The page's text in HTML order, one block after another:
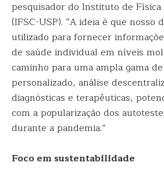
pesquisador do Instituto de Física
(IFSC-USP). “A ideia é que nosso
utilizado para fornecer
de saúde individual em níveis
caminho para uma ampla gama
personalizado, análise
diagnósticas e terapêuticas,
com a popularização dos
durante a pandemia.”
Foco em sustentabilidade